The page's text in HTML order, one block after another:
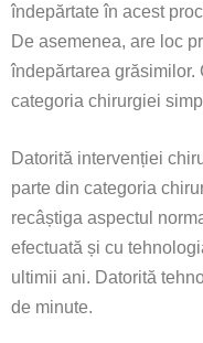
îndepărtate în acest
De asemenea, are loc
îndepărtarea
categoria chirurgiei
Datorită intervenției
parte din categoria
recâștiga aspectul
efectuată și cu
ultimii ani. Datorită
de minute.